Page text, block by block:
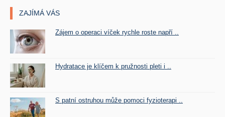
ZAJÍMÁ VÁS
Zájem o operaci víček rychle roste napří ..
Hydratace je klíčem k pružnosti pleti i ..
S patní ostruhou může pomoci fyzioterapi ..